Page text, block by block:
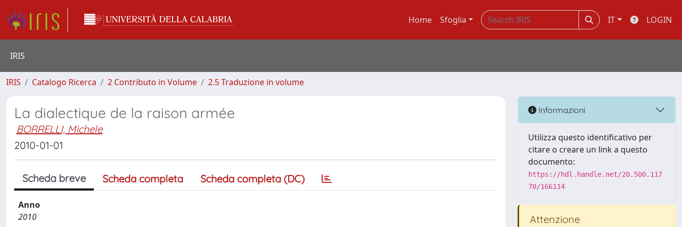
Home Sfoglia IT LOGIN
IRIS
IRIS Catalogo Ricerca 2 Contributo in Volume 2.5 Traduzione in volume
La dialectique de la raison armée
BORRELLI, Michele
2010-01-01
Scheda breve Scheda completa Scheda completa (DC)
Anno
2010
Informazioni
Utilizza questo identificativo per
citare o creare un link a questo
documento:
https://hdl.handle.net/20.500.117
70/166114
Attenzione